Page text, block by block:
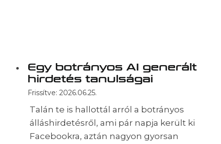
Egy botrányos AI generált
hirdetés tanulságai
Frissítve: 2026.06.25.
Talán te is hallottál arról a botrányos
álláshirdetésről, ami pár napja került ki
Facebookra, aztán nagyon gyorsan